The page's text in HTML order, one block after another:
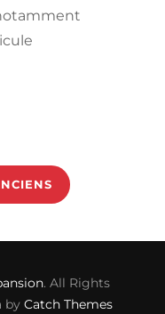
. All Rights
by Catch Themes